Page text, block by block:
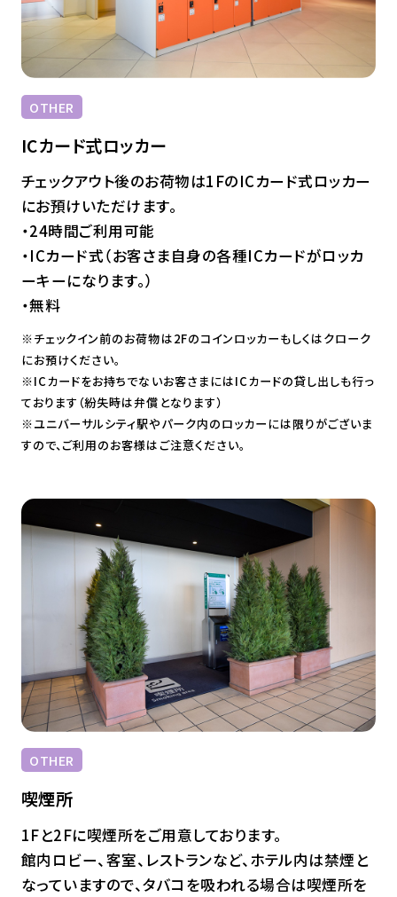
OTHER
ICカード式ロッカー
チェックアウト後のお荷物は1FのICカード式ロッカー
にお預けいただけます。
・24時間ご利用可能
・ICカード式（お客さま自身の各種ICカードがロッカ
ーキーになります。）
・無料
※チェックイン前のお荷物は2Fのコインロッカーもしくはクローク
にお預けください。
※ICカードをお持ちでないお客さまにはICカードの貸し出しも行っ
ております（紛失時は弁償となります）
※ユニバーサルシティ駅やパーク内のロッカーには限りがございま
すので、ご利用のお客様はご注意ください。
OTHER
喫煙所
1Fと2Fに喫煙所をご用意しております。
館内ロビー、客室、レストランなど、ホテル内は禁煙と
なっていますので、タバコを吸われる場合は喫煙所を